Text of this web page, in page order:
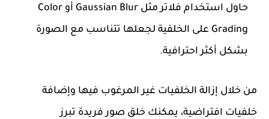
حاول استخدام فلاتر مثل Gaussian Blur أو Color
Grading على الخلفية لجعلها تتناسب مع الصورة
بشكل أكثر احترافية.
من خلال إزالة الخلفيات غير المرغوب فيها وإضافة
خلفيات افتراضية، يمكنك خلق صور فريدة تبرز